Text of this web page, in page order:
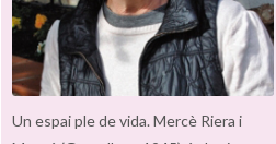
Un espai ple de vida. Mercè Riera i